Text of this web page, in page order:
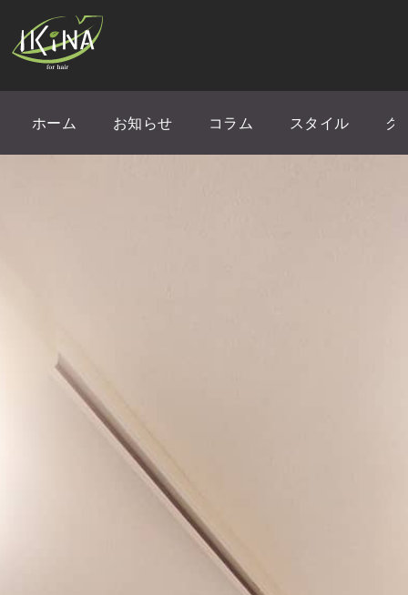
ホーム お知らせ コラム スタイル ク